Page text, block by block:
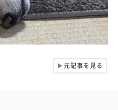
▶元記事を見る